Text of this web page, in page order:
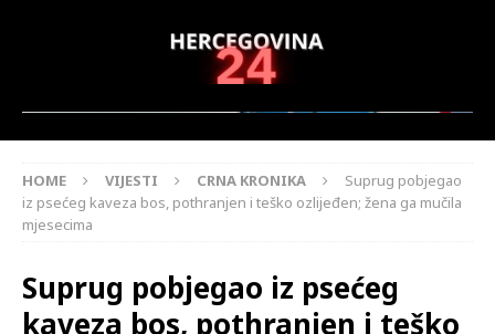
iz psećeg kaveza bos, pothranjen i teško ozlijeđen; žena ga mučila
mjesecima